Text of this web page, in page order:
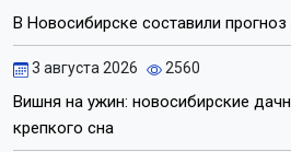
В Новосибирске составили
3 августа 2026 2560
Вишня на ужин: новосибирские
крепкого сна